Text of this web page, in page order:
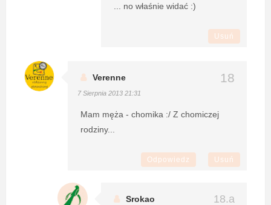
... no właśnie widać :)
Usuń
Verenne
7 Sierpnia 2013 21:31
Mam męża - chomika :/ Z chomiczej
rodziny...
Odpowiedz Usuń
Srokao